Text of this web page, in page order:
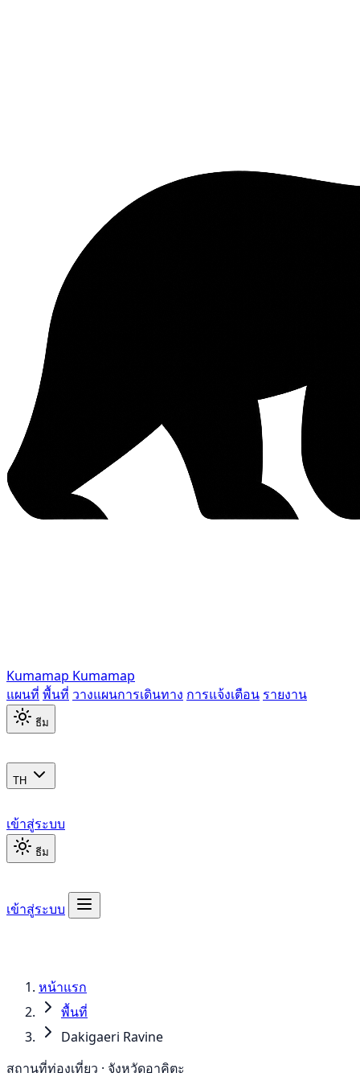
Kumamap Kumamap
แผนที่ พื้นที่ วางแผนการเดินทาง การแจ้งเตือน รายงาน
ธีม
TH
เข้าสู่ระบบ
ธีม
เข้าสู่ระบบ
หน้าแรก
พื้นที่
Dakigaeri Ravine
สถานที่ท่องเที่ยว · จังหวัดอาคิตะ